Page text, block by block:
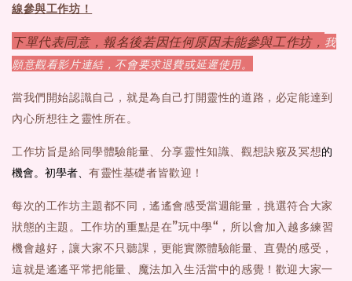
線參與工作坊！
下單代表同意，報名後若因任何原因未能參與工作坊， 我
願意觀看影片連結，不會要求退費或延遲使用。
當我們開始認識自己，就是為自己打開靈性的道路，必定能達到
內心所想往之靈性所在。
工作坊旨是給同學體驗能量、分享靈性知識、觀想訣竅及冥想的
機會。初學者、 有靈性基礎者皆歡迎！
每次的工作坊主題都不同，遙遙會感受當週能量，挑選符合大家
狀態的主題。工作坊的重點是在”玩中學“，所以會加入越多練習
機會越好，讓大家不只聽課，更能實際體驗能量、直覺的感受，
這就是遙遙平常把能量、魔法加入生活當中的感覺！歡迎大家一